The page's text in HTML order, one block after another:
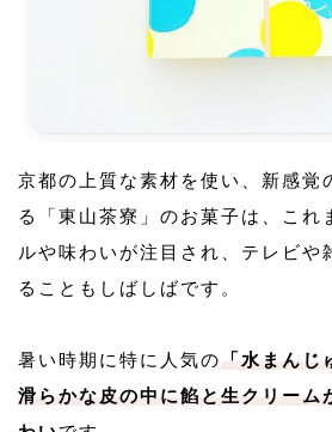
京都の上質な素材を使い、新感覚
る「東山茶寮」のお菓子は、これ
ルや味わいが注目され、テレビや
ることもしばしばです。
暑い時期に特に人気の
「水まん
滑らかな皮の中に餡と生クリーム